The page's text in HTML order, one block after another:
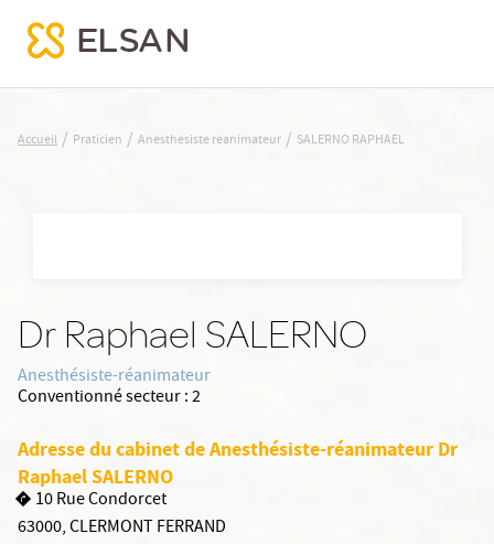
SALERNO RAPHAEL
Accueil / Praticien / Anesthesiste reanimateur / SALERNO RAPHAEL
Dr Raphael SALERNO
Anesthésiste-réanimateur
Conventionné secteur :2
Adresse du cabinet de Anesthésiste-réanimateur Dr
Raphael SALERNO
10 Rue Condorcet
63000,CLERMONT FERRAND